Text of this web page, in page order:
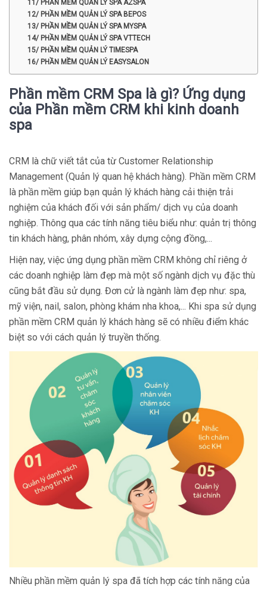
11/ PHẦN MỀM QUẢN LÝ SPA AZSPA
12/ PHẦN MỀM QUẢN LÝ SPA BEPOS
13/ PHẦN MỀM QUẢN LÝ SPA MYSPA
14/ PHẦN MỀM QUẢN LÝ SPA VTTECH
15/ PHẦN MỀM QUẢN LÝ TIMESPA
16/ PHẦN MỀM QUẢN LÝ EASYSALON
Phần mềm CRM Spa là gì? Ứng dụng
của Phần mềm CRM khi kinh doanh
spa
CRM là chữ viết tắt của từ Customer Relationship
Management (Quản lý quan hệ khách hàng). Phần mềm CRM
là phần mềm giúp bạn quản lý khách hàng cải thiện trải
nghiệm của khách đối với sản phẩm/ dịch vụ của doanh
nghiệp. Thông qua các tính năng tiêu biểu như: quản trị thông
tin khách hàng, phân nhóm, xây dựng cộng đồng,...
Hiện nay, việc ứng dụng phần mềm CRM không chỉ riêng ở
các doanh nghiệp làm đẹp mà một số ngành dịch vụ đặc thù
cũng bắt đầu sử dụng. Đơn cử là ngành làm đẹp như: spa,
mỹ viện, nail, salon, phòng khám nha khoa,... Khi spa sử dụng
phần mềm CRM quản lý khách hàng sẽ có nhiều điểm khác
biệt so với cách quản lý truyền thống.
Nhiều phần mềm quản lý spa đã tích hợp các tính năng của